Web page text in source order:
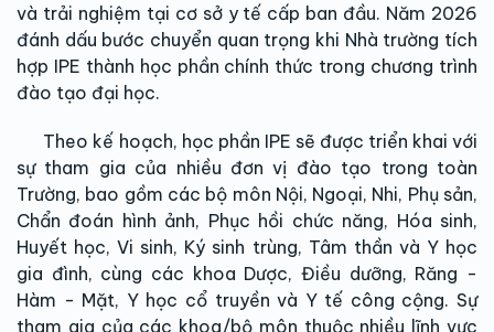
và trải nghiệm tại cơ sở y tế cấp ban đầu. Năm 2026
đánh dấu bước chuyển quan trọng khi Nhà trường tích
hợp IPE thành học phần chính thức trong chương trình
đào tạo đại học.
Theo kế hoạch, học phần IPE sẽ được triển khai với
sự tham gia của nhiều đơn vị đào tạo trong toàn
Trường, bao gồm các bộ môn Nội, Ngoại, Nhi, Phụ sản,
Chẩn đoán hình ảnh, Phục hồi chức năng, Hóa sinh,
Huyết học, Vi sinh, Ký sinh trùng, Tâm thần và Y học
gia đình, cùng các khoa Dược, Điều dưỡng, Răng -
Hàm - Mặt, Y học cổ truyền và Y tế công cộng. Sự
tham gia của các khoa/bộ môn thuộc nhiều lĩnh vực